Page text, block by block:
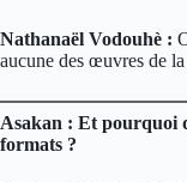
Nathanaël Vodouhè :
aucune des œuvres de
Asakan : Et pourquoi
formats ?